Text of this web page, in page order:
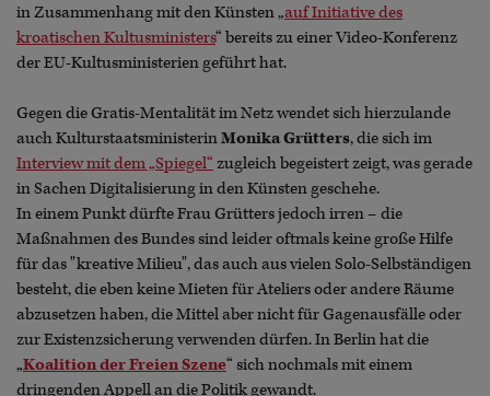
in Zusammenhang mit den Künsten „auf Initiative des
kroatischen Kultusministers“ bereits zu einer Video-Konferenz
der EU-Kultusministerien geführt hat.
Gegen die Gratis-Mentalität im Netz wendet sich hierzulande
auch KulturstaatsministerinMonika Grütters, die sich im
Interview mit dem „Spiegel“ zugleich begeistert zeigt, was gerade
in Sachen Digitalisierung in den Künsten geschehe.
In einem Punkt dürfte Frau Grütters jedoch irren – die
Maßnahmen des Bundes sind leider oftmals keine große Hilfe
für das "kreative Milieu", das auch aus vielen Solo-Selbständigen
besteht, die eben keine Mieten für Ateliers oder andere Räume
abzusetzen haben, die Mittel aber nicht für Gagenausfälle oder
zur Existenzsicherung verwenden dürfen. In Berlin hat die
„Koalition der Freien Szene“ sich nochmals mit einem
dringenden Appell an die Politik gewandt.